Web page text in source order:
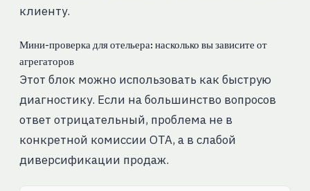
клиенту.
Мини-проверка для отельера: насколько вы зависите от
агрегаторов
Этот блок можно использовать как быструю
диагностику. Если на большинство вопросов
ответ отрицательный, проблема не в
конкретной комиссии ОТА, а в слабой
диверсификации продаж.